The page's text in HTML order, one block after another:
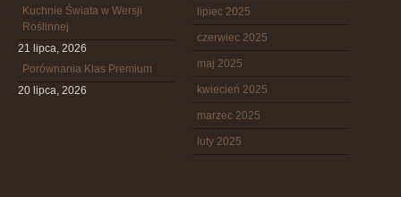
Kuchnie Świata w Wersji
Roślinnej
21 lipca, 2026
Porównania Klas Premium
20 lipca, 2026
lipiec 2025
czerwiec 2025
maj 2025
kwiecień 2025
marzec 2025
luty 2025